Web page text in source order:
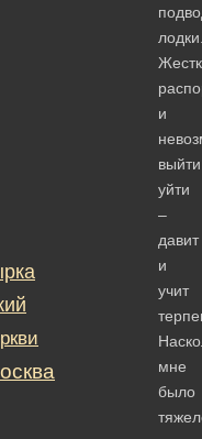
и
уйти
–
давит
и
учит
мне
было